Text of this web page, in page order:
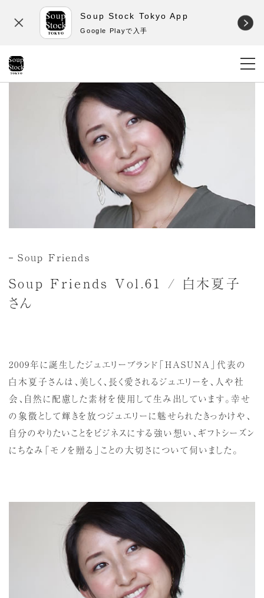
Soup Stock Tokyo App
Google Playで入手
Soup Friends
Soup Friends Vol.61 / 白木夏子
さん
2009年に誕生したジュエリーブランド「HASUNA」代表の
白木夏子さんは、美しく、長く愛されるジュエリーを、人や社
会、自然に配慮した素材を使用して生み出しています。幸せ
の象徴として輝きを放つジュエリーに魅せられたきっかけや、
自分のやりたいことをビジネスにする強い想い、ギフトシーズン
にちなみ「モノを贈る」ことの大切さについて伺いました。